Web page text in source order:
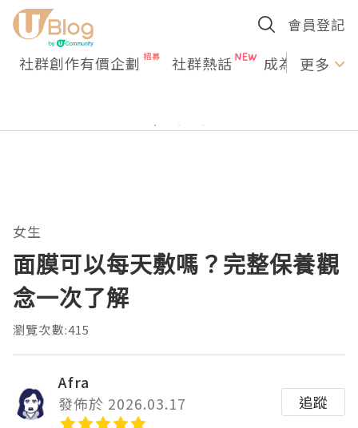
會員登記
社群創作有價企劃 社群熱話 成為U更多
女生
面膜可以每天敷嗎？完整保養觀
念一次了解
瀏覽次數:415
Afra
發佈於 2026.03.17
追蹤